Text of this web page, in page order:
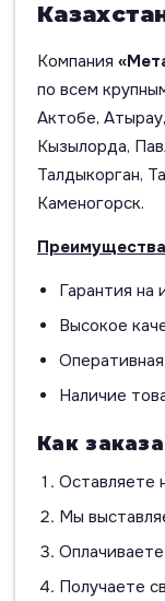
Компания
по всем
Актобе,
Кызылорда,
Талдыкорган,
Каменогорск.
Гарантия на
Высокое
Наличие
Как
Оставляете
Мы
Получаете